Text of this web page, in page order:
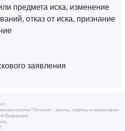
предмета иска, изменение
отказ от иска, признание
заявления
система "Легалакт - законы, кодексы и нормативно-
Федерации"